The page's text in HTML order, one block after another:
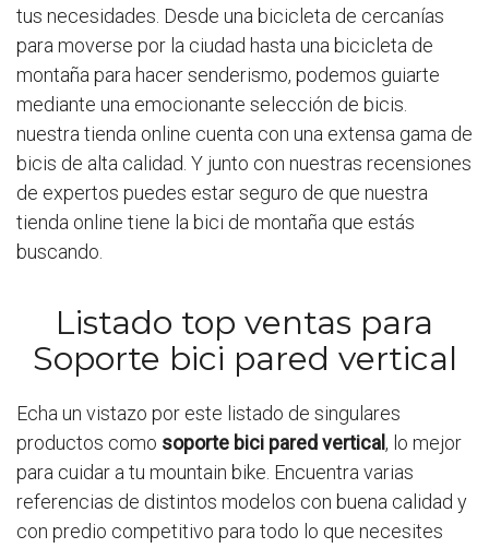
tus necesidades. Desde una bicicleta de cercanías
para moverse por la ciudad hasta una bicicleta de
montaña para hacer senderismo, podemos guiarte
mediante una emocionante selección de bicis.
nuestra tienda online cuenta con una extensa gama de
bicis de alta calidad. Y junto con nuestras recensiones
de expertos puedes estar seguro de que nuestra
tienda online tiene la bici de montaña que estás
buscando.
Listado top ventas para
Soporte bici pared vertical
Echa un vistazo por este listado de singulares
productos como soporte bici pared vertical, lo mejor
para cuidar a tu mountain bike. Encuentra varias
referencias de distintos modelos con buena calidad y
con predio competitivo para todo lo que necesites